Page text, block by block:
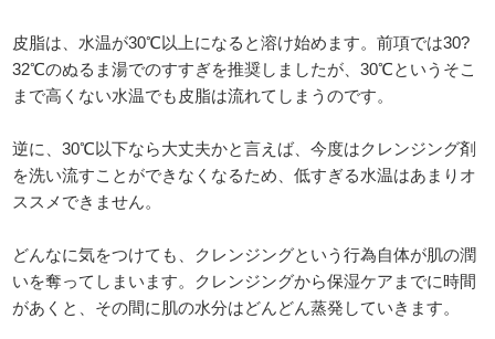
皮脂は、水温が30℃以上になると溶け始めます。前項では30?
32℃のぬるま湯でのすすぎを推奨しましたが、30℃というそこ
まで高くない水温でも皮脂は流れてしまうのです。
逆に、30℃以下なら大丈夫かと言えば、今度はクレンジング剤
を洗い流すことができなくなるため、低すぎる水温はあまりオ
ススメできません。
どんなに気をつけても、クレンジングという行為自体が肌の潤
いを奪ってしまいます。クレンジングから保湿ケアまでに時間
があくと、その間に肌の水分はどんどん蒸発していきます。